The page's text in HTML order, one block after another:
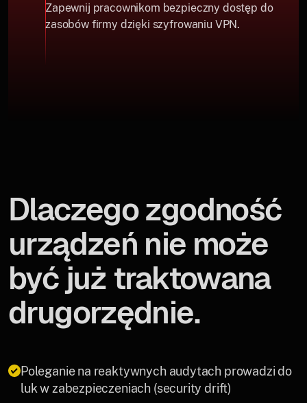
Zapewnij pracownikom bezpieczny dostęp do
zasobów firmy dzięki szyfrowaniu VPN.
Dlaczego zgodność
urządzeń nie może
być już traktowana
drugorzędnie.
Poleganie na reaktywnych audytach prowadzi do
luk w zabezpieczeniach (security drift)